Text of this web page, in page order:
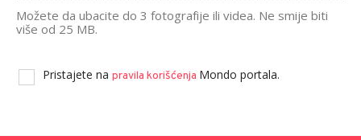
Možete da ubacite do 3 fotografije ili videa. Ne smije biti
više od 25 MB.
Pristajete na pravila korišćenja Mondo portala.